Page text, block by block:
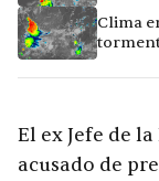
Clima
El ex Jefe de
acusado de